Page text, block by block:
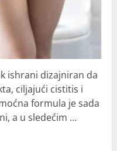
ishrani dizajniran da
ciljajući cistitis i
formula je sada
a u sledećim …